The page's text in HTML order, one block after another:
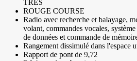
TRÈS
ROUGE COURSE
Radio avec recherche et balayage,
volant, commandes vocales,
de données et commande de
Rangement dissimulé dans l'espace
Rapport de pont de 9,72